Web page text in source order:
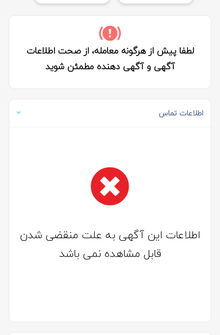
لطفا پیش از هرگونه معامله، از صحت اطلاعات
آگهی و آگهی دهنده مطمئن شوید
اطلاعات تماس
اطلاعات این آگهی به علت منقضی شدن
قابل مشاهده نمی باشد